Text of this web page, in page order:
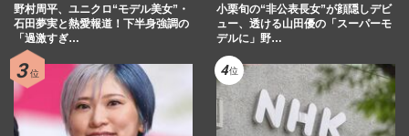
野村周平、ユニクロ“モデル美女”・
石田夢実と熱愛報道！下半身強調の
「過激すぎ…
小栗旬の“非公表長女”が顔隠しデビ
ュー、透ける山田優の「スーパーモ
デルに」野…